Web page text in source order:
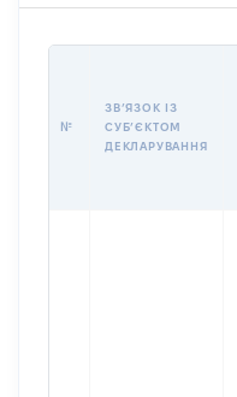
№
ЗВʼЯЗОК ІЗ
СУБʼЄКТОМ
ДЕКЛАРУВАННЯ